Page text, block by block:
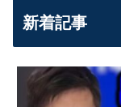
新着記事